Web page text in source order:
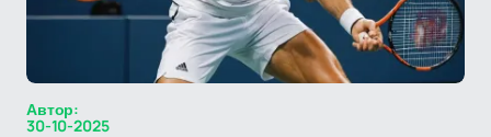
Автор:
30-10-2025